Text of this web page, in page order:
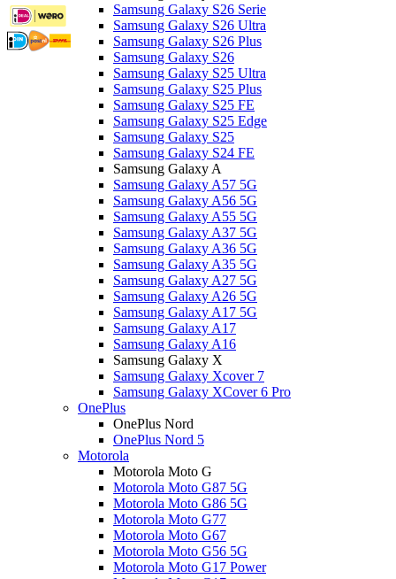
Samsung Galaxy S26 Serie
Samsung Galaxy S26 Ultra
Samsung Galaxy S26 Plus
Samsung Galaxy S26
Samsung Galaxy S25 Ultra
Samsung Galaxy S25 Plus
Samsung Galaxy S25 FE
Samsung Galaxy S25 Edge
Samsung Galaxy S25
Samsung Galaxy S24 FE
Samsung Galaxy A
Samsung Galaxy A57 5G
Samsung Galaxy A56 5G
Samsung Galaxy A55 5G
Samsung Galaxy A37 5G
Samsung Galaxy A36 5G
Samsung Galaxy A35 5G
Samsung Galaxy A27 5G
Samsung Galaxy A26 5G
Samsung Galaxy A17 5G
Samsung Galaxy A17
Samsung Galaxy A16
Samsung Galaxy X
Samsung Galaxy Xcover 7
Samsung Galaxy XCover 6 Pro
OnePlus
OnePlus Nord
OnePlus Nord 5
Motorola
Motorola Moto G
Motorola Moto G87 5G
Motorola Moto G86 5G
Motorola Moto G77
Motorola Moto G67
Motorola Moto G56 5G
Motorola Moto G17 Power